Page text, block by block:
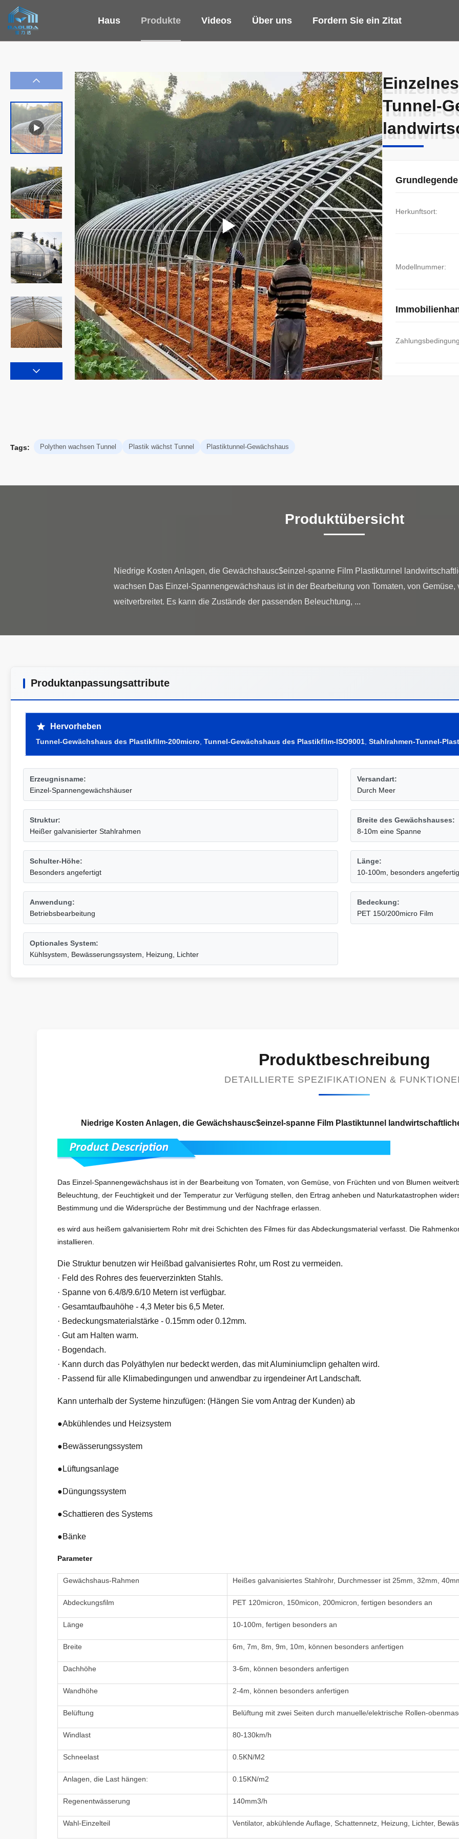
Haus Produkte Videos Über uns Fordern Sie ein Zitat
Tunnel-
Tunnel-
Herkunftsort:
Modellnummer:
Tags: Polythen wachsen Tunnel Plastik wächst Tunnel Plastiktunnel-Gewächshaus
Produktübersicht
Niedrige Kosten Anlagen, die Gewächshausc$einzel-spanne Film Plastiktunnel
wachsen Das Einzel-Spannengewächshaus ist in der Bearbeitung von Tomaten, von Gemüse,
Produktanpassungsattribute
Hervorheben
Tunnel-Gewächshaus des Plastikfilm-200micro Tunnel-Gewächshaus des Plastikfilm-ISO9001 Stahlrahmen-Tunnel-
Erzeugnisname:
Einzel-Spannengewächshäuser
Versandart:
Durch Meer
Struktur:
Heißer galvanisierter Stahlrahmen
Breite des Gewächshauses:
8-10m eine Spanne
Schulter-Höhe:
Besonders angefertigt
Länge:
10-100m, besonders
Anwendung:
Betriebsbearbeitung
Bedeckung:
PET 150/200micro Film
Optionales System:
Kühlsystem, Bewässerungssystem, Heizung, Lichter
Produktbeschreibung
DETAILLIERTE SPEZIFIKATIONEN &
Niedrige Kosten Anlagen, die Gewächshausc$einzel-spanne Film Plastiktunnel
Das Einzel-Spannengewächshaus ist in der Bearbeitung von Tomaten, von Gemüse, von Früchten und von Blumen
Beleuchtung, der Feuchtigkeit und der Temperatur zur Verfügung stellen, den Ertrag anheben und Naturkatastrophen
Bestimmung und die Widersprüche der Bestimmung und der Nachfrage erlassen.
es wird aus heißem galvanisiertem Rohr mit drei Schichten des Filmes für das Abdeckungsmaterial verfasst. Die
installieren.
Die Struktur benutzen wir Heißbad galvanisiertes Rohr, um Rost zu vermeiden.
· Feld des Rohres des feuerverzinkten Stahls.
· Spanne von 6.4/8/9.6/10 Metern ist verfügbar.
· Gesamtaufbauhöhe - 4,3 Meter bis 6,5 Meter.
· Bedeckungsmaterialstärke - 0.15mm oder 0.12mm.
· Gut am Halten warm.
· Bogendach.
· Kann durch das Polyäthylen nur bedeckt werden, das mit Aluminiumclipn gehalten wird.
· Passend für alle Klimabedingungen und anwendbar zu irgendeiner Art Landschaft.
Kann unterhalb der Systeme hinzufügen: (Hängen Sie vom Antrag der Kunden) ab
●Abkühlendes und Heizsystem
●Bewässerungssystem
●Lüftungsanlage
●Düngungssystem
●Schattieren des Systems
●Bänke
Parameter
Gewächshaus-Rahmen Heißes galvanisiertes Stahlrohr, Durchmesser ist 25mm, 32mm,
Abdeckungsfilm PET 120micron, 150micon, 200micron, fertigen besonders an
Länge 10-100m, fertigen besonders an
Breite 6m, 7m, 8m, 9m, 10m, können besonders anfertigen
Dachhöhe 3-6m, können besonders anfertigen
Wandhöhe 2-4m, können besonders anfertigen
Belüftung Belüftung mit zwei Seiten durch manuelle/elektrische Rollen-
Windlast 80-130km/h
Schneelast 0.5KN/M2
Anlagen, die Last hängen: 0.15KN/m2
Regenentwässerung 140mm3/h
Wahl-Einzelteil Ventilator, abkühlende Auflage, Schattennetz, Heizung, Lichter,